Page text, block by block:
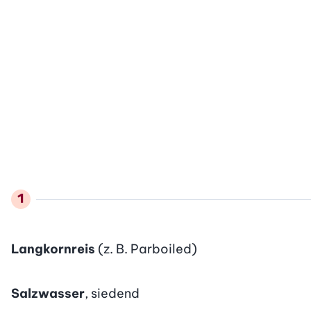
Langkornreis (z. B. Parboiled)
Salzwasser, siedend